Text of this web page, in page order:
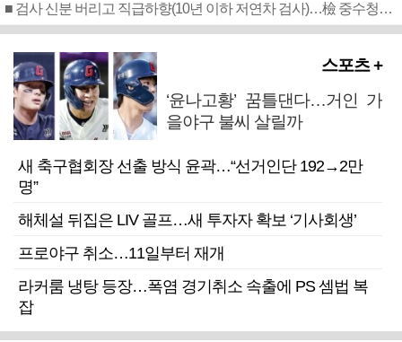
■ 검사 신분 버리고 직급하향(10년 이하 저연차 검사)…檢 중수청행 기피
스포츠 +
‘윤나고황’ 꿈틀댄다…거인 가
을야구 불씨 살릴까
새 축구협회장 선출 방식 윤곽…“선거인단 192→2만
명”
해체설 뒤집은 LIV 골프…새 투자자 확보 ‘기사회생’
프로야구 취소…11일부터 재개
라커룸 냉탕 등장…폭염 경기취소 속출에 PS 셈법 복
잡